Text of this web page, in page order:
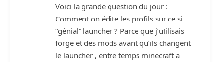
Voici la grande question du jour :
Comment on édite les profils sur ce si
“génial” launcher ? Parce que j’utilisais
forge et des mods avant qu’ils changent
le launcher , entre temps minecraft a